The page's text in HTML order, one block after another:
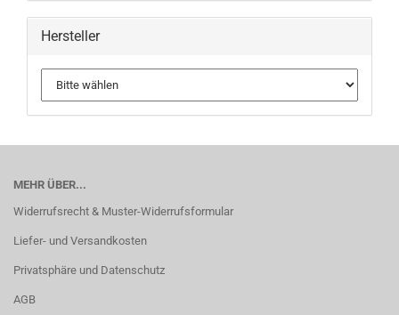
Hersteller
MEHR ÜBER...
Widerrufsrecht & Muster-Widerrufsformular
Liefer- und Versandkosten
Privatsphäre und Datenschutz
AGB